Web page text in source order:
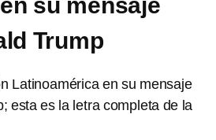
Trump
Latinoamérica en su mensaje
esta es la letra completa de la